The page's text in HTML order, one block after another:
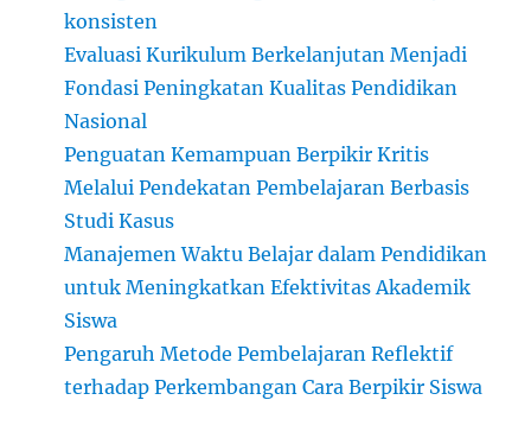
konsisten
Evaluasi Kurikulum Berkelanjutan Menjadi
Fondasi Peningkatan Kualitas Pendidikan
Nasional
Penguatan Kemampuan Berpikir Kritis
Melalui Pendekatan Pembelajaran Berbasis
Studi Kasus
Manajemen Waktu Belajar dalam Pendidikan
untuk Meningkatkan Efektivitas Akademik
Siswa
Pengaruh Metode Pembelajaran Reflektif
terhadap Perkembangan Cara Berpikir Siswa